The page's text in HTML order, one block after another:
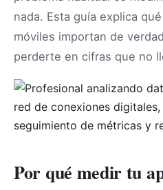
nada. Esta guía explica
móviles importan de
perderte en cifras que no
Por qué medir tu